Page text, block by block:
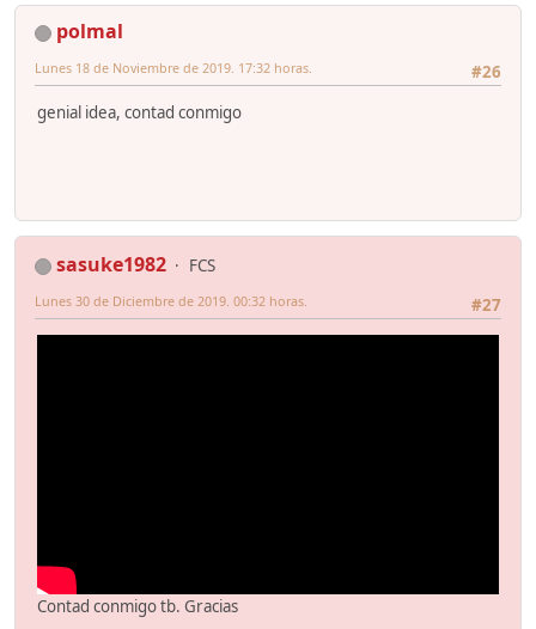
polmal
#26
Lunes 18 de Noviembre de 2019. 17:32 horas.
genial idea, contad conmigo
sasuke1982
FCS
#27
Lunes 30 de Diciembre de 2019. 00:32 horas.
Contad conmigo tb. Gracias